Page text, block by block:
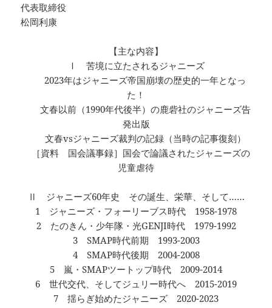
代表取締役
松岡利康
【主な内容】
Ⅰ 苦境に立たされるジャニーズ
2023年はジャニーズ帝国崩壊の歴史的一年となっ
た！
文春以前（1990年代後半）の鹿砦社のジャニーズ告
発出版
文春vsジャニーズ裁判の記録（当時の記事復刻）
［資料 国会議事録］国会で論議されたジャニーズの
児童虐待
Ⅱ ジャニーズ60年史 その誕生、栄華、そして……
1 ジャニーズ・フォーリーブス時代 1958-1978
2 たのきん・少年隊・光GENJI時代 1979-1992
3 SMAP時代前期 1993-2003
4 SMAP時代後期 2004-2008
5 嵐・SMAPツートップ時代 2009-2014
6 世代交代、そしてジュリー時代へ 2015-2019
7 揺らぎ始めたジャニーズ 2020-2023